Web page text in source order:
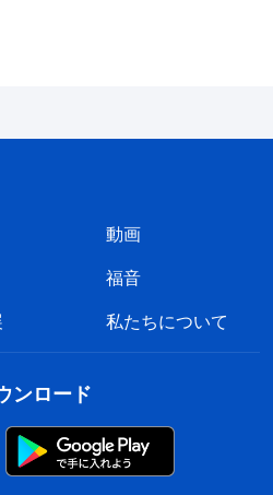
した。しかし、私の腕は既
あまりにきつく締められて
はとても一苦労でした。そ
警官は数分がかりで手錠を
自分たちの裁量で私に「刑
動画
福音
私たちについて
ンロード